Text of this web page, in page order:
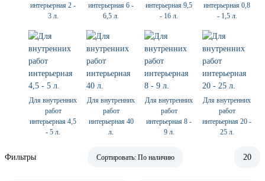
интерьерная 2 -
3 л.
интерьерная 6 -
6,5 л.
интерьерная 9,5
- 16 л.
интерьерная 0,8
- 1,5 л.
Для внутренних
работ
интерьерная 4,5
- 5 л.
Для внутренних
работ
интерьерная 40
л.
Для внутренних
работ
интерьерная 8 -
9 л.
Для внутренних
работ
интерьерная 20 -
25 л.
Фильтры Сортировать: По наличию 20